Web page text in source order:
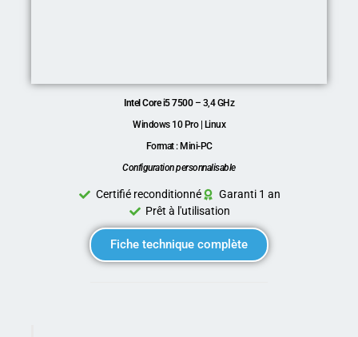
Intel Core i5 7500– 3,4 GHz
Windows 10 Pro | Linux
Format : Mini-PC
Configuration personnalisable
Certifié reconditionné
Garanti 1 an
Prêt à l'utilisation
Fiche technique complète